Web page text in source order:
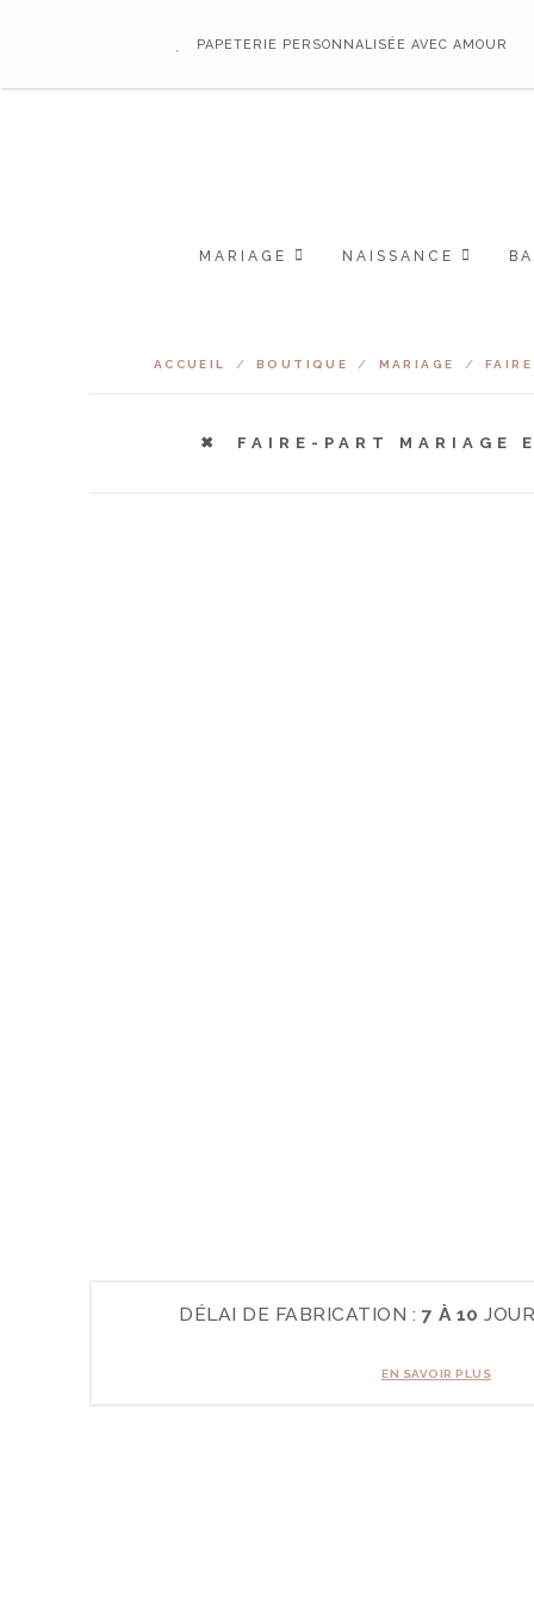
PAPETERIE PERSONNALISÉE AVEC AMOUR
MARIAGE NAISSANCE
ACCUEIL / BOUTIQUE / MARIAGE /
FAIRE-PART MARIAGE
DÉLAI DE FABRICATION : 7 À 10
EN SAVOIR PLUS